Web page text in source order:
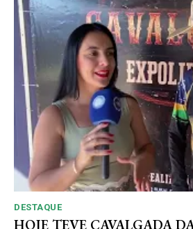
DESTAQUE
HOJE TEVE CAVALGADA